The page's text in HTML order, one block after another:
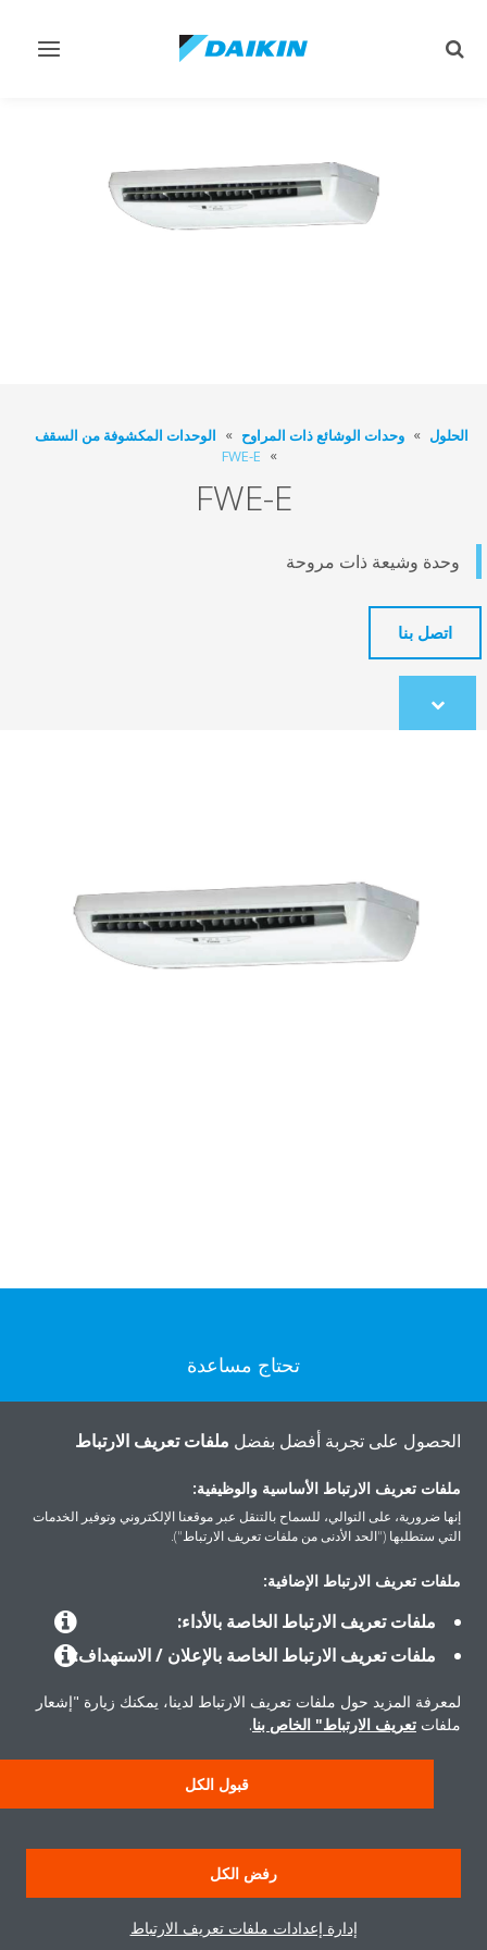
Toggle
Toggle
الحلول وحدات الوشائع ذات المراوح
الوحدات المكشوفة من السقف
FWE-E
FWE-E
وحدة وشيعة ذات مروحة
اتصل بنا
Scroll
to
تحتاج مساعدة
اتصل بنا
حلول
حول دايكن
حقوق النشر © دايكن
إشعار قانوني
إشعار ملفات تعريف الارتباط
سياسة حماية البيانات
أخلاقيات الشركة
الحصول على تجربة أفضل بفضل ملفات تعريف الارتباط
ملفات تعريف الارتباط الأساسية والوظيفية:
إنها ضرورية، على التوالي، للسماح بالتنقل عبر موقعنا الإلكتروني وتوفير الخدمات
التي ستطلبها ("الحد الأدنى من ملفات تعريف الارتباط").
ملفات تعريف الارتباط الإضافية:
ملفات تعريف الارتباط الخاصة بالأداء:
ملفات تعريف الارتباط الخاصة بالإعلان / الاستهداف:
لمعرفة المزيد حول ملفات تعريف الارتباط لدينا، يمكنك زيارة "إشعار
ملفات تعريف الارتباط" الخاص بنا.
قبول الكل
رفض الكل
إدارة إعدادات ملفات تعريف الارتباط